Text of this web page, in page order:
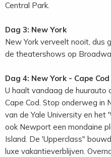
Central Park.
Dag 3: New York
New York verveelt nooit, dus
de theatershows op
Dag 4: New York - Cape
U haalt vandaag de huurauto
Cape Cod. Stop onderweg in
van de Yale University en het
ook Newport een mondaine
Island. De 'Upperclass"
luxe vakantieverblijven.